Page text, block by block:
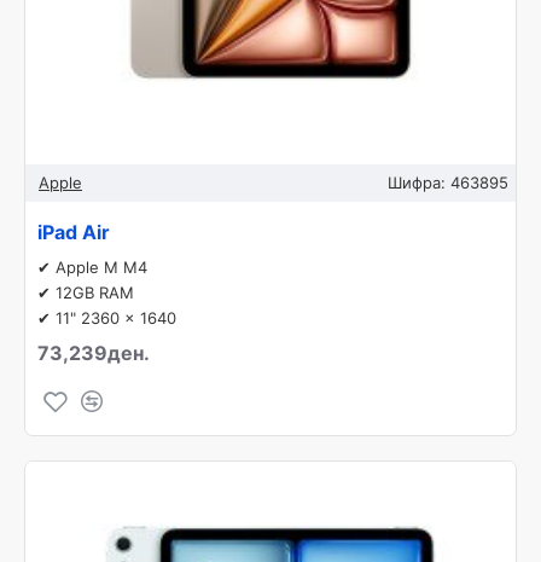
Apple Шифра: 463895
iPad Air
✔ Apple M M4
✔ 12GB RAM
✔ 11" 2360 x 1640
73,239ден.